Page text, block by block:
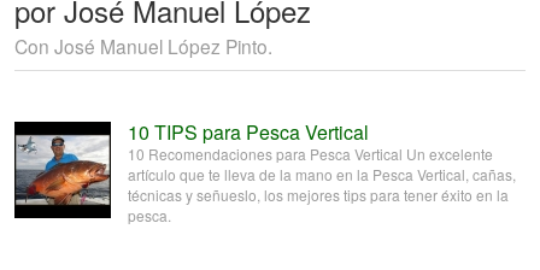
por José Manuel López
Con José Manuel López Pinto.
10 TIPS para Pesca Vertical
10 Recomendaciones para Pesca Vertical Un excelente
artículo que te lleva de la mano en la Pesca Vertical, cañas,
técnicas y señueslo, los mejores tips para tener éxito en la
pesca.